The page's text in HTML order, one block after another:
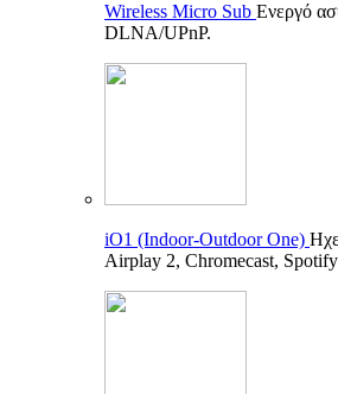
Wireless Micro Sub Ενεργό
DLNA/UPnP.
iO1 (Indoor-Outdoor One)
Airplay 2, Chromecast, Spotify